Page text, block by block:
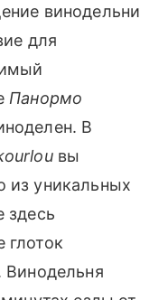
винодельни
для
Панормо
В
вы
из уникальных
здесь
глоток
Винодельня